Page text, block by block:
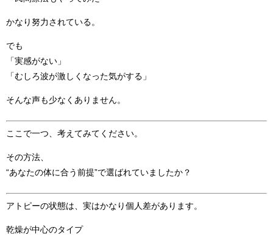
かなり努力されている。
でも
「実感がない」
「むしろ波が激しくなった気がする」
そんな声も少なくありません。
ここで一つ、考えてみてください。
その方法、
“あなたの体に合う前提”で選ばれていましたか？
アトピーの状態は、実はかなり個人差があります。
乾燥が中心のタイプ